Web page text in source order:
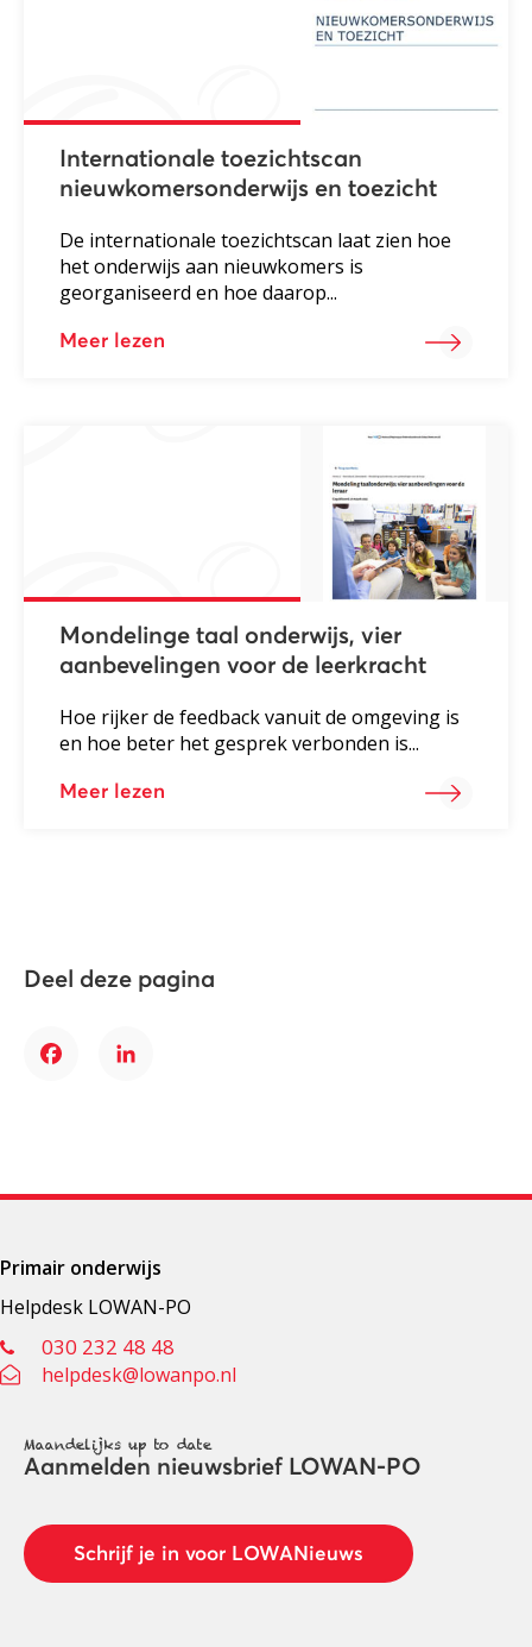
Internationale toezichtscan
nieuwkomersonderwijs en toezicht
De internationale toezichtscan laat zien hoe
het onderwijs aan nieuwkomers is
georganiseerd en hoe daarop...
Meer lezen
Mondelinge taal onderwijs, vier
aanbevelingen voor de leerkracht
Hoe rijker de feedback vanuit de omgeving is
en hoe beter het gesprek verbonden is...
Meer lezen
Deel deze pagina
FacebookLinkedIn
Primair onderwijs
Helpdesk LOWAN-PO
030 232 48 48
helpdesk@lowanpo.nl
Maandelijks up to date
Aanmelden nieuwsbrief LOWAN-PO
Schrijf je in voor LOWANieuws